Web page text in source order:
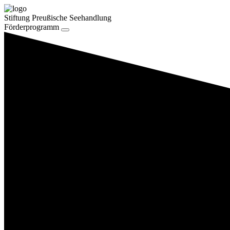
Stiftung Preußische Seehandlung
Förderprogramm